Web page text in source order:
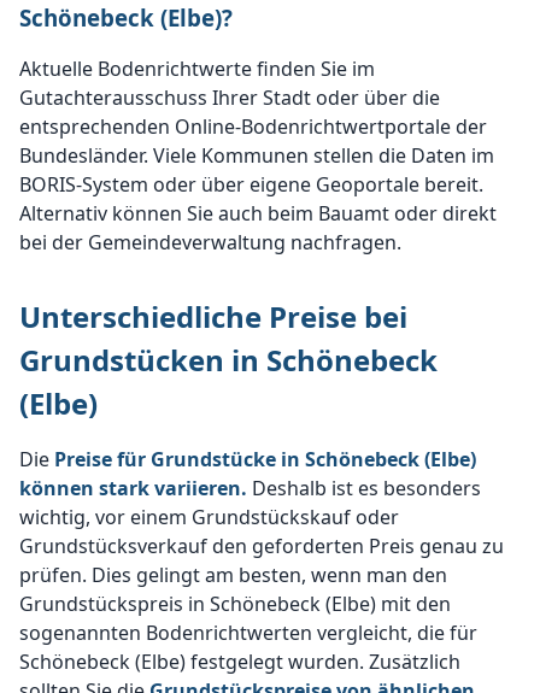
Schönebeck (Elbe)?
Aktuelle Bodenrichtwerte finden Sie im
Gutachterausschuss Ihrer Stadt oder über die
entsprechenden Online-Bodenrichtwertportale der
Bundesländer. Viele Kommunen stellen die Daten im
BORIS-System oder über eigene Geoportale bereit.
Alternativ können Sie auch beim Bauamt oder direkt
bei der Gemeindeverwaltung nachfragen.
Unterschiedliche Preise bei
Grundstücken in Schönebeck
(Elbe)
Die Preise für Grundstücke in Schönebeck (Elbe)
können stark variieren. Deshalb ist es besonders
wichtig, vor einem Grundstückskauf oder
Grundstücksverkauf den geforderten Preis genau zu
prüfen. Dies gelingt am besten, wenn man den
Grundstückspreis in Schönebeck (Elbe) mit den
sogenannten Bodenrichtwerten vergleicht, die für
Schönebeck (Elbe) festgelegt wurden. Zusätzlich